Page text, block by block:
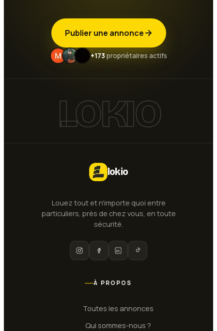
Publier une annonce
+173 propriétaires actifs
LOKIO
lokio
Louez tout et n'importe quoi entre
particuliers, près de chez vous, en toute
sécurité.
À PROPOS
Toutes les annonces
Qui sommes-nous ?